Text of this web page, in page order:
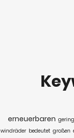
erneuerbaren
windräder bedeutet großen